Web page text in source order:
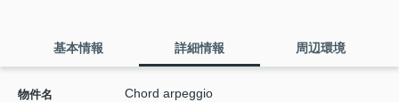
基本情報 詳細情報 周辺環境
物件名 Chord arpeggio